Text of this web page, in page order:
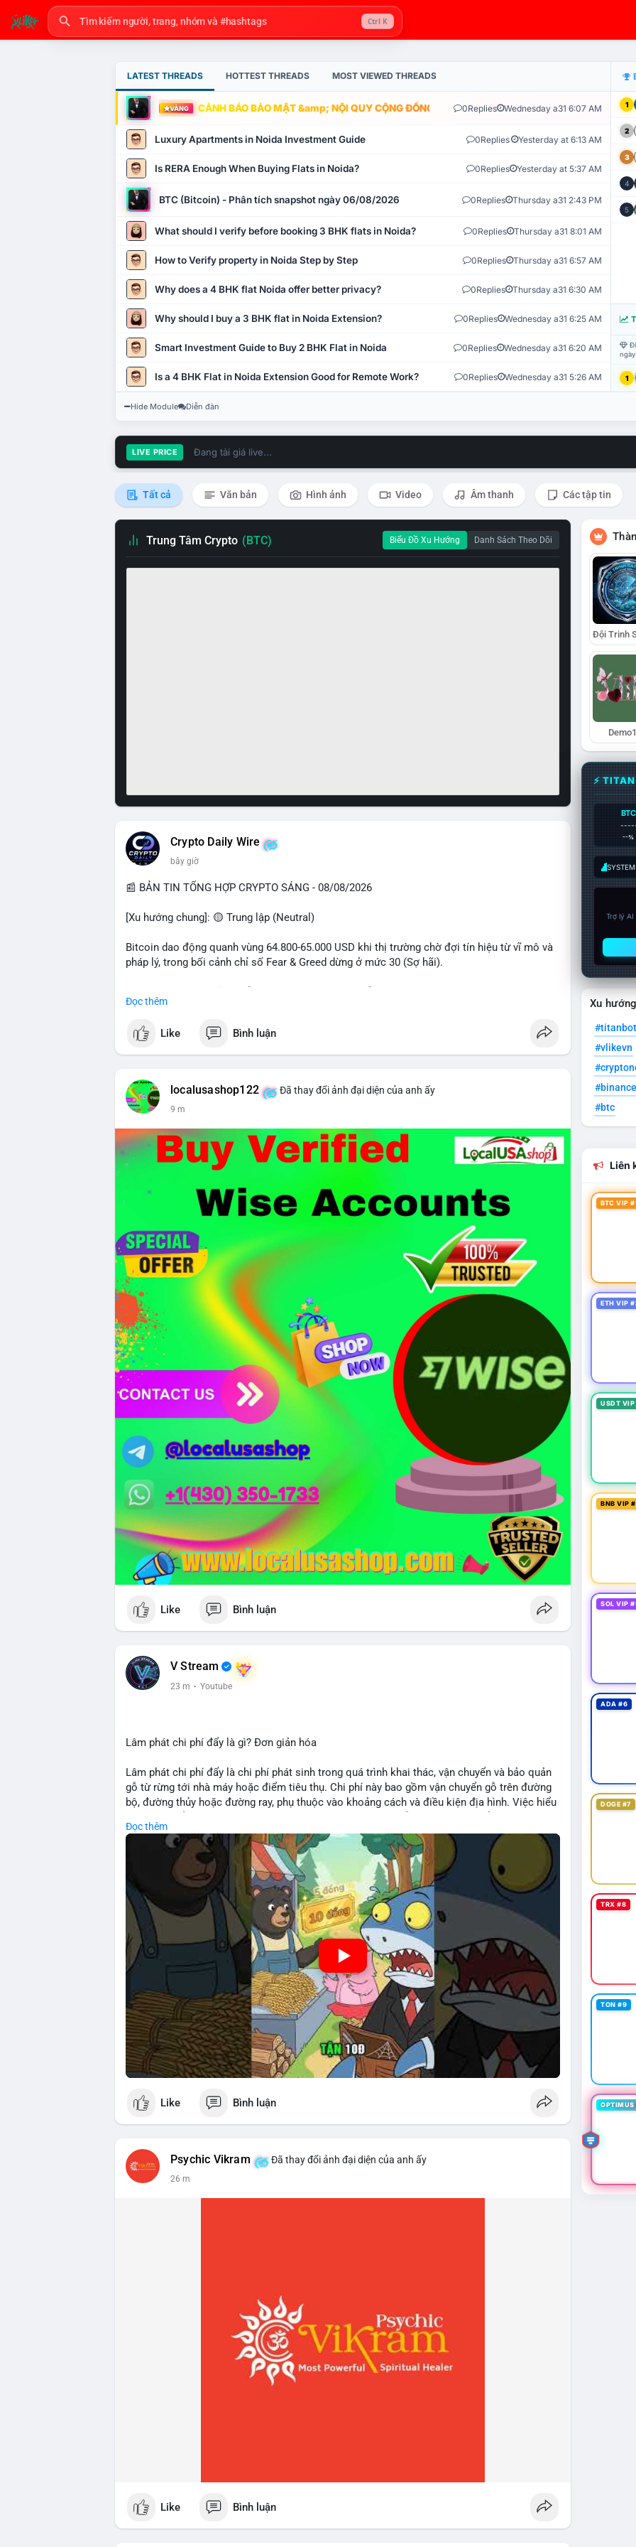
Ctrl K
LATEST THREADS HOTTEST THREADS MOST VIEWED THREADS
VÀNG CẢNH BÁO BẢO MẬT &amp; NỘI QUY CỘNG ĐỒNG VLIKE.VN: HỆ THỐNG GIÁM SÁT TỰ
0Replies Wednesday a31 6:07 AM
Luxury Apartments in Noida Investment Guide 0Replies Yesterday at 6:13 AM
Is RERA Enough When Buying Flats in Noida? 0Replies Yesterday at 5:37 AM
BTC (Bitcoin) - Phân tích snapshot ngày 06/08/2026 0Replies Thursday a31 2:43 PM
What should I verify before booking 3 BHK flats in Noida? 0Replies Thursday a31 8:01 AM
How to Verify property in Noida Step by Step 0Replies Thursday a31 6:57 AM
Why does a 4 BHK flat Noida offer better privacy? 0Replies Thursday a31 6:30 AM
Why should I buy a 3 BHK flat in Noida Extension? 0Replies Wednesday a31 6:25 AM
Smart Investment Guide to Buy 2 BHK Flat in Noida 0Replies Wednesday a31 6:20 AM
Is a 4 BHK Flat in Noida Extension Good for Remote Work? 0Replies Wednesday a31 5:26 AM
1
2
3
4
5
1
Hide Module Diễn đàn
LIVE PRICE Đang tải giá live...
Tất cả Văn bản Hình ảnh Video Âm thanh Các tập tin
Trung Tâm Crypto (BTC) Biểu Đồ Xu Hướng Danh Sách Theo Dõi
Crypto Daily Wire
bây giờ
📰 BẢN TIN TỔNG HỢP CRYPTO SÁNG - 08/08/2026
[Xu hướng chung]: 🟡 Trung lập (Neutral)
Bitcoin dao động quanh vùng 64.800-65.000 USD khi thị trường chờ đợi tín hiệu từ vĩ mô và
pháp lý, trong bối cảnh chỉ số Fear & Greed dừng ở mức 30 (Sợ hãi).
chuyển 289,92 BTC trị giá 18,83 triệu USD lúc 08:19 UTC và 61,37 BTC (gần 4 triệu USD) lúc
sàn.
phiếu để tiến tới tháng tới. IMF nhận định stablecoin nội địa có thể thúc đẩy nhu cầu token
được dollar hỗ trợ. Tòa án Mỹ cho phép Bybit truy xuất tài sản 1,5 tỷ USD từ vụ hack Triều
Tiên.
- Công nghệ & Bảo mật: BTCPay cảnh báo exploit mới trên LND có thể đánh cắp thông tin
đăng nhập Lightning Network, người dùng cần cập nhật ngay. XRP Ledger đề xuất sửa đổi
bảo mật token hóa tài sản Wall Street trị giá 530 triệu USD.
Nhà đầu tư nên thận trọng với đòn bẩy cao khi Funding Rate BTC chỉ ở mức 0.0035%. Vùng
Fear hiện tại có thể là cơ hội tích lũy dài hạn nhưng cần chờ xác nhận dòng tiền.
Xem chi tiết các bài viết đầy đủ tại dòng thời gian của Vlike.vn!
#whalealertbtc #clarityact #lightningexploit #xrpledger
Đọc thêm
Like Bình luận
localusashop122 Đã thay đổi ảnh đại diện của anh ấy
9 m
Like Bình luận
V Stream
23 m · Youtube
Lâm phát chi phí đẩy là gì? Đơn giản hóa
Lâm phát chi phí đẩy là chi phí phát sinh trong quá trình khai thác, vận chuyển và bảo quản
gỗ từ rừng tới nhà máy hoặc điểm tiêu thụ. Chi phí này bao gồm vận chuyển gỗ trên đường
bộ, đường thủy hoặc đường ray, phụ thuộc vào khoảng cách và điều kiện địa hình. Việc hiểu
nhuận.
🎥 Xem video trực tiếp tại:
Nguồn: Cú Thông Thái
Đọc thêm
Like Bình luận
Psychic Vikram Đã thay đổi ảnh đại diện của anh ấy
26 m
Like Bình luận
⚡
BTC
--%
Trợ lý
Xu
#titanbot
#vlikevn
#btc
Liên
BTC VIP
ETH VIP
USDT
BNB VIP
SOL VIP
ADA #6
DOGE #7
TRX #8
TON #9
OPTIMUS